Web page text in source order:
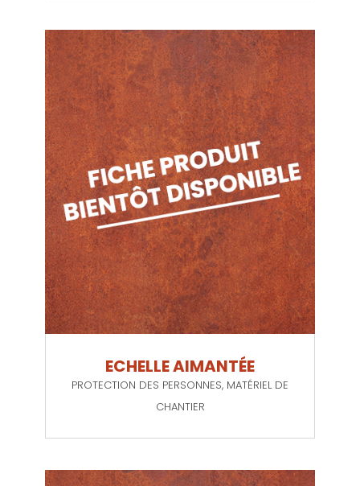
ECHELLE AIMANTÉE
PROTECTION DES PERSONNES, MATÉRIEL DE
CHANTIER